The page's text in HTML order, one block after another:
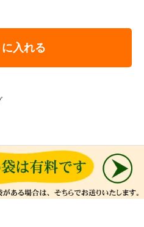
入れる